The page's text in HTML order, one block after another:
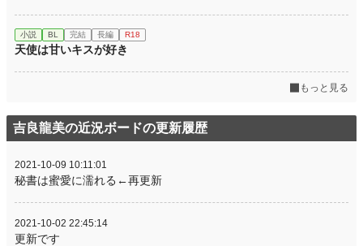
小説 BL 完結 長編 R18
天使は甘いキスが好き
もっと見る
吉良龍美の近況ボードの更新履歴
2021-10-09 10:11:01
秘書は蜜愛に濡れる←再更新
2021-10-02 22:45:14
更新です